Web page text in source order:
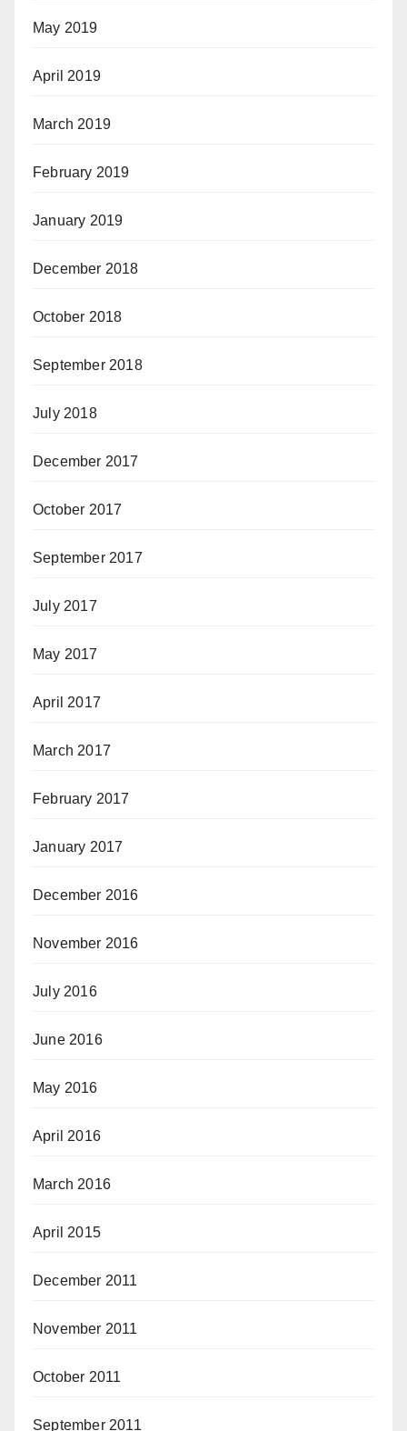
May 2019
April 2019
March 2019
February 2019
January 2019
December 2018
October 2018
September 2018
July 2018
December 2017
October 2017
September 2017
July 2017
May 2017
April 2017
March 2017
February 2017
January 2017
December 2016
November 2016
July 2016
June 2016
May 2016
April 2016
March 2016
April 2015
December 2011
November 2011
October 2011
September 2011